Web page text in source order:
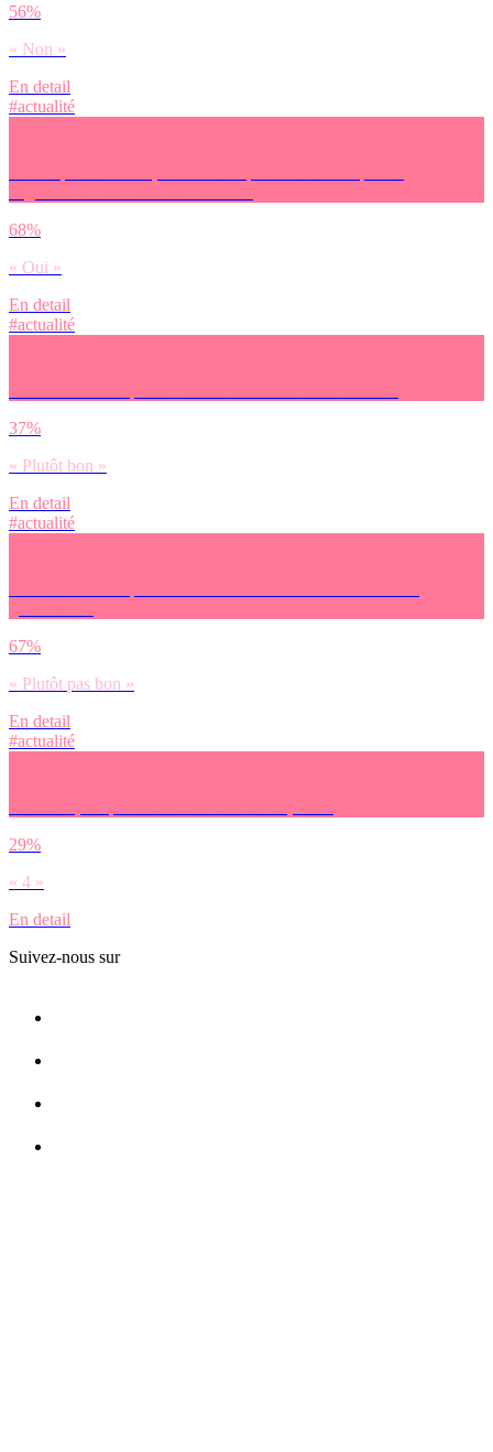
56%
« Non »
En detail
#actualité
68%
« Oui »
En detail
#actualité
37%
« Plutôt bon »
En detail
#actualité
67%
« Plutôt pas bon »
En detail
#actualité
29%
« 4 »
En detail
Suivez-nous sur